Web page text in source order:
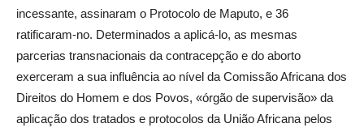
incessante, assinaram o Protocolo de Maputo, e 36
ratificaram-no. Determinados a aplicá-lo, as mesmas
parcerias transnacionais da contracepção e do aborto
exerceram a sua influência ao nível da Comissão Africana dos
Direitos do Homem e dos Povos, «órgão de supervisão» da
aplicação dos tratados e protocolos da União Africana pelos